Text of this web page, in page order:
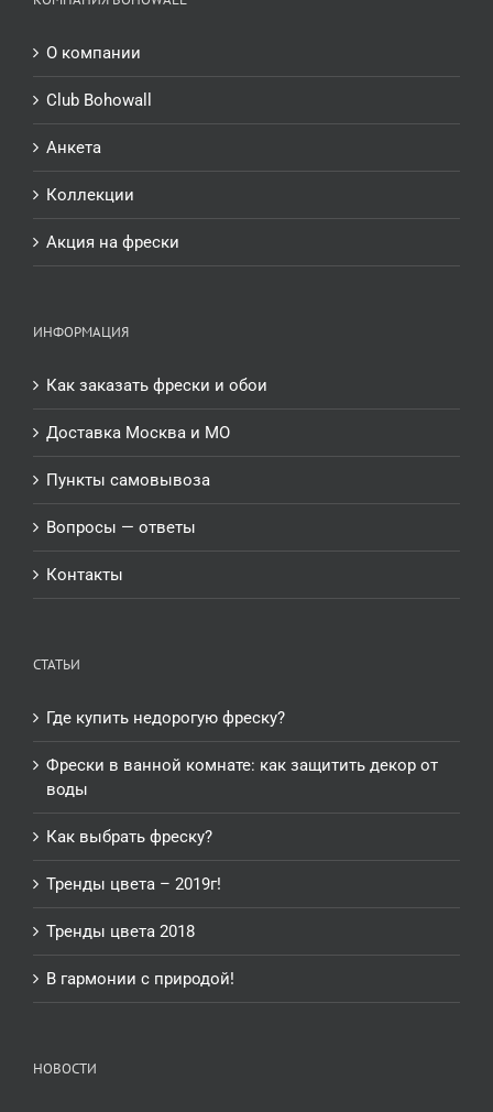
О компании
Club Bohowall
Анкета
Коллекции
Акция на фрески
ИНФОРМАЦИЯ
Как заказать фрески и обои
Доставка Москва и МО
Пункты самовывоза
Вопросы — ответы
Контакты
СТАТЬИ
Где купить недорогую фреску?
Фрески в ванной комнате: как защитить декор от
воды
Как выбрать фреску?
Тренды цвета – 2019г!
Тренды цвета 2018
В гармонии с природой!
НОВОСТИ